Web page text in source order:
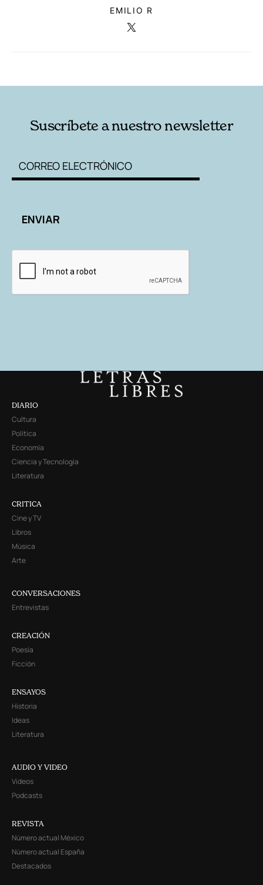
EMILIO R
Suscríbete a nuestro newsletter
DIARIO
Cultura
Política
Economía
Ciencia y Tecnología
Literatura
CRITICA
Cine y TV
Libros
Música
Arte
CONVERSACIONES
Entrevistas
CREACIÓN
Poesía
Ficción
ENSAYOS
Historia
Ideas
Literatura
AUDIO Y VIDEO
Videos
Podcasts
REVISTA
Número actual México
Número actual España
Destacados